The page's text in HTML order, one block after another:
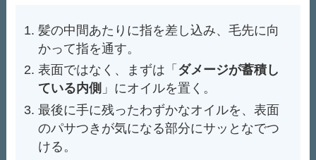
髪の中間あたりに指を差し込み、毛先に向
かって指を通す。
表面ではなく、まずは「 ダメージが蓄積し
ている内側 」にオイルを置く。
最後に手に残ったわずかなオイルを、表面
のパサつきが気になる部分にサッとなでつ
ける。